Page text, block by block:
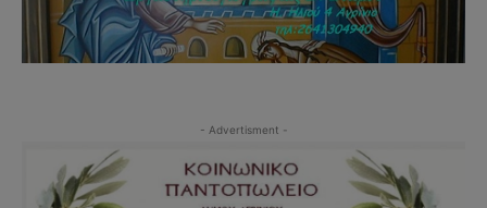
- Advertisment -